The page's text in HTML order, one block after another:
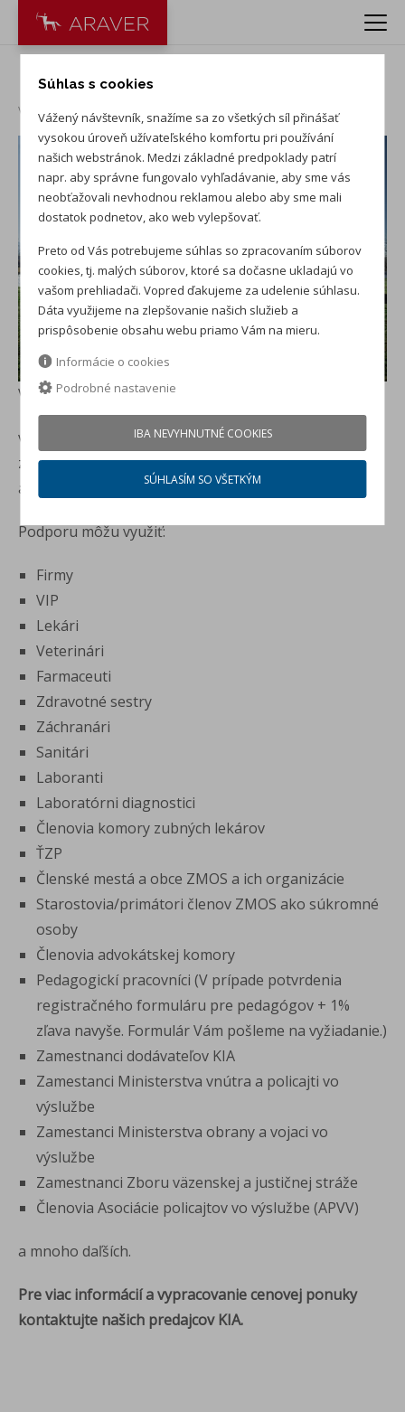
Fleetové riešenia KIA
Vydané 30. 7. 2026
Vážení zákazníci,
využite aktuálne Fleetové akcie a získajte cenové
zvýhodnenie až do výšky17,5%pri odbere jedného
alebo viacerých vozidiel.
Podporu môžu využiť:
Firmy
VIP
Lekári
Veterinári
Farmaceuti
Zdravotné sestry
Záchranári
Sanitári
Laboranti
Laboratórni diagnostici
Členovia komory zubných lekárov
ŤZP
Členské mestá a obce ZMOS a ich organizácie
Starostovia/primátori členov ZMOS ako súkromné
osoby
Členovia advokátskej komory
Pedagogickí pracovníci (V prípade potvrdenia
registračného formuláru pre pedagógov + 1%
zľava navyše. Formulár Vám pošleme na vyžiadanie.)
Zamestnanci dodávateľov KIA
Zamestanci Ministerstva vnútra a policajti vo
výslužbe
Zamestanci Ministerstva obrany a vojaci vo
výslužbe
Zamestnanci Zboru väzenskej a justičnej stráže
Členovia Asociácie policajtov vo výslužbe (APVV)
a mnoho daľších.
Pre viac informácií a vypracovanie cenovej ponuky
kontaktujte našich predajcov KIA.
Súhlas s cookies
Vážený návštevník, snažíme sa zo všetkých síl přinášať
vysokou úroveň užívateľského komfortu pri používání
našich webstránok. Medzi základné predpoklady patrí
napr. aby správne fungovalo vyhľadávanie, aby sme vás
neobťažovali nevhodnou reklamou alebo aby sme mali
dostatok podnetov, ako web vylepšovať.
Preto od Vás potrebujeme súhlas so zpracovaním súborov
cookies, tj. malých súborov, ktoré sa dočasne ukladajú vo
vašom prehliadači. Vopred ďakujeme za udelenie súhlasu.
Dáta využijeme na zlepšovanie našich služieb a
prispôsobenie obsahu webu priamo Vám na mieru.
Informácie o cookies
Podrobné nastavenie
IBA NEVYHNUTNÉ COOKIES
SÚHLASÍM SO VŠETKÝM